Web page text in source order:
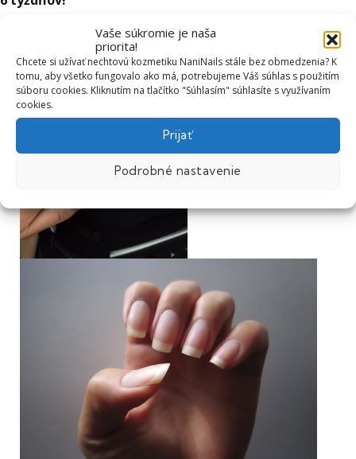
Vaše súkromie je naša
priorita!
Chcete si užívať nechtovú kozmetiku NaniNails stále bez obmedzenia? K
tomu, aby všetko fungovalo ako má, potrebujeme Váš súhlas s použitím
súboru cookies. Kliknutím na tlačítko "Súhlasím" súhlasíte s využívaním
cookies.
Prijať
Podrobné nastavenie